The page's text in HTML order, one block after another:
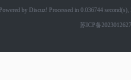
Powered by Discuz! Processed in 0.036744
苏ICP备